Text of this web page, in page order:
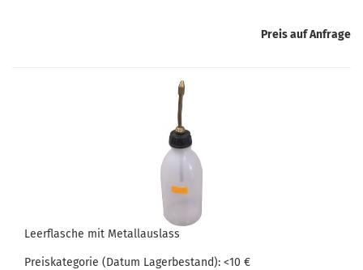
Preis auf Anfrage
Leer­fla­sche mit Me­tal­l­aus­lass
Preis­ka­te­go­rie (Datum La­ger­be­stand): <10 €